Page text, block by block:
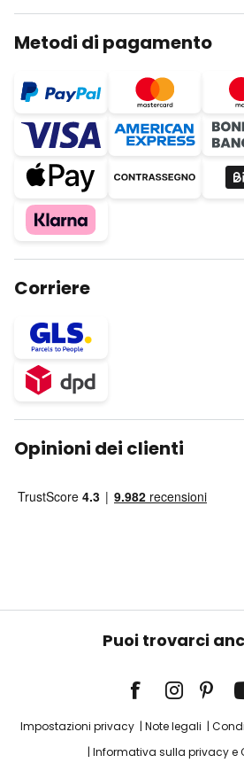
Metodi di pagamento
Corriere
Opinioni dei clienti
Puoi trovarci
Impostazioni privacy Note legali
Informativa sulla privacy e